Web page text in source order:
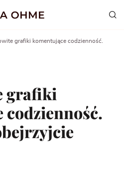
grafiki komentujące codzienność.
grafiki